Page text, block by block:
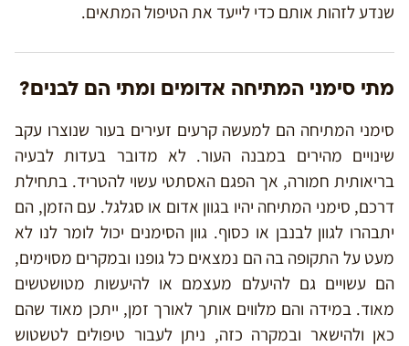
שנדע לזהות אותם כדי לייעד את הטיפול המתאים.
מתי סימני המתיחה אדומים ומתי הם לבנים?
סימני המתיחה הם למעשה קרעים זעירים בעור שנוצרו עקב
שינויים מהירים במבנה העור. לא מדובר בעדות לבעיה
בריאותית חמורה, אך הפגם האסתטי עשוי להטריד. בתחילת
דרכם, סימני המתיחה יהיו בגוון אדום או סגלגל. עם הזמן, הם
יתבהרו לגוון לבנבן או כסוף. גוון הסימנים יכול לומר לנו לא
מעט על התקופה בה הם נמצאים כל גופנו ובמקרים מסוימים,
הם עשויים גם להיעלם מעצמם או להיעשות מטושטשים
מאוד. במידה והם מלווים אותך לאורך זמן, ייתכן מאוד שהם
כאן ולהישאר ובמקרה כזה, ניתן לעבור טיפולים לטשטוש